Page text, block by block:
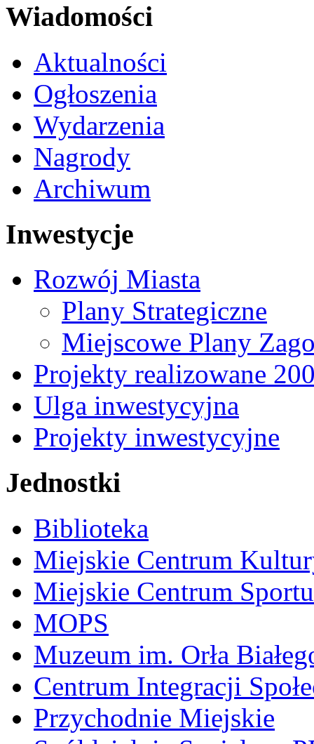
Wiadomości
Aktualności
Ogłoszenia
Wydarzenia
Nagrody
Archiwum
Inwestycje
Rozwój Miasta
Plany Strategiczne
Miejscowe Plany
Projekty realizowane
Ulga inwestycyjna
Projekty inwestycyjne
Jednostki
Biblioteka
Miejskie Centrum
Miejskie Centrum
MOPS
Muzeum im. Orła
Centrum Integracji
Przychodnie Miejskie